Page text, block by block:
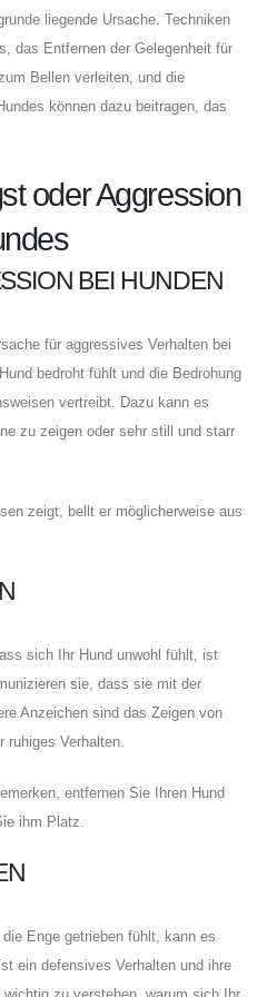
liegende Ursache. Techniken
das Entfernen der Gelegenheit für
Bellen verleiten, und die
können dazu beitragen, das
oder Aggression
BEI HUNDEN
für aggressives Verhalten bei
bedroht fühlt und die Bedrohung
vertreibt. Dazu kann es
zu zeigen oder sehr still und starr
zeigt, bellt er möglicherweise aus
sich Ihr Hund unwohl fühlt, ist
sie, dass sie mit der
Anzeichen sind das Zeigen von
ruhiges Verhalten.
entfernen Sie Ihren Hund
ihm Platz.
Enge getrieben fühlt, kann es
ein defensives Verhalten und ihre